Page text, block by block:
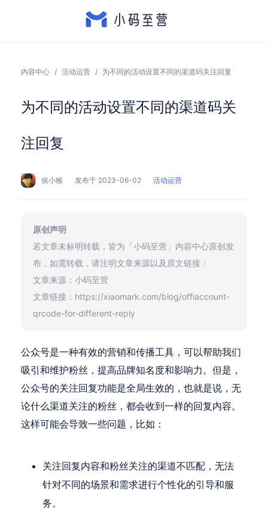
内容中心 / 活动运营 / 为不同的活动设置不同的渠道码关注回复
为不同的活动设置不同的渠道码关
注回复
侯小猴 发布于 2023-06-02 活动运营
原创声明
若文章未标明转载，皆为「小码至营」内容中心原创发
布，如需转载，请注明文章来源以及原文链接：
文章来源：小码至营
文章链接：https://xiaomark.com/blog/offiaccount-
qrcode-for-different-reply
公众号是一种有效的营销和传播工具，可以帮助我们
吸引和维护粉丝，提高品牌知名度和影响力。但是，
公众号的关注回复功能是全局生效的，也就是说，无
论什么渠道关注的粉丝，都会收到一样的回复内容。
这样可能会导致一些问题，比如：
关注回复内容和粉丝关注的渠道不匹配，无法
针对不同的场景和需求进行个性化的引导和服
务。